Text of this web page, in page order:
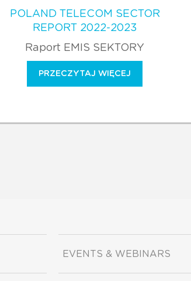
POLAND TELECOM SECTOR
REPORT 2022-2023
Raport EMIS SEKTORY
PRZECZYTAJ WIĘCEJ
EVENTS & WEBINARS